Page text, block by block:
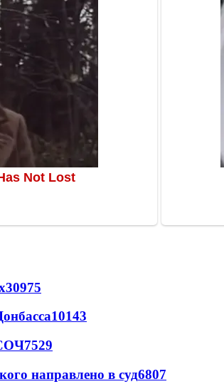
30975
10143
7529
направлено в суд6807